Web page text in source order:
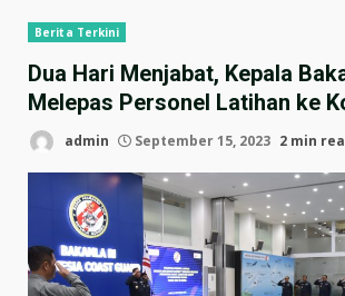
Berita Terkini
Dua Hari Menjabat, Kepala
Melepas Personel Latihan ke
admin September 15, 2023 2 min